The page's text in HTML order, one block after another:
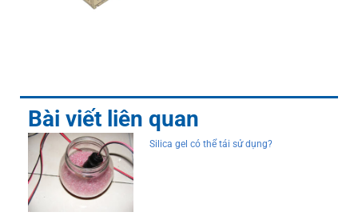
Bài viết liên quan
Silica gel có thể tái sử dụng?